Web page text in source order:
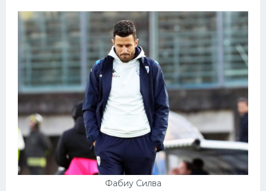
Фабиу Силва